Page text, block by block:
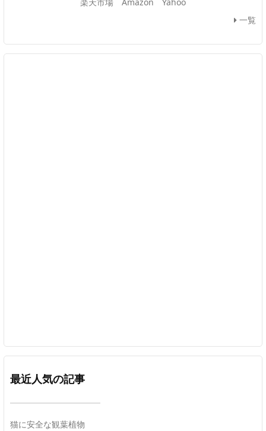
一覧
最近人気の記事
猫に安全な観葉植物